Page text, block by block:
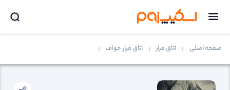
صفحه اصلی اتاق فرار اتاق فرار خواف